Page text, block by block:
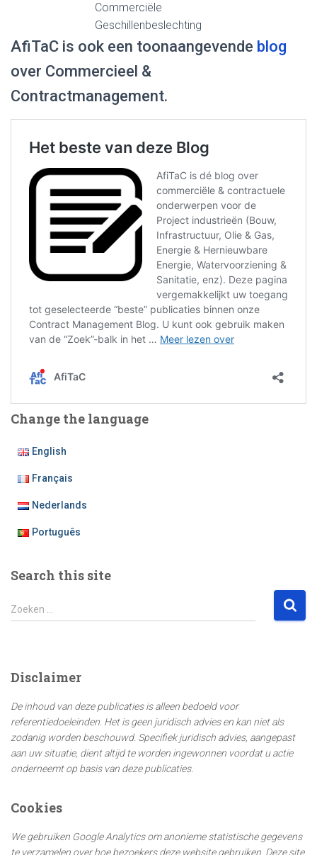
Commerciële
Geschillenbeslechting
AfiTaC is ook een toonaangevende blog
over Commercieel &
Contractmanagement.
Change the language
English
Français
Nederlands
Português
Search this site
Z
o
n
a
a
r
:
Zoeken …
Disclaimer
De inhoud van deze publicaties is alleen bedoeld voor
referentiedoeleinden. Het is geen juridisch advies en kan niet als
zodanig worden beschouwd. Specifiek juridisch advies, aangepast
aan uw situatie, dient altijd te worden ingewonnen voordat u actie
onderneemt op basis van deze publicaties.
Cookies
We gebruiken Google Analytics om anonieme statistische gegevens
te verzamelen over hoe bezoekers deze website gebruiken. Deze site